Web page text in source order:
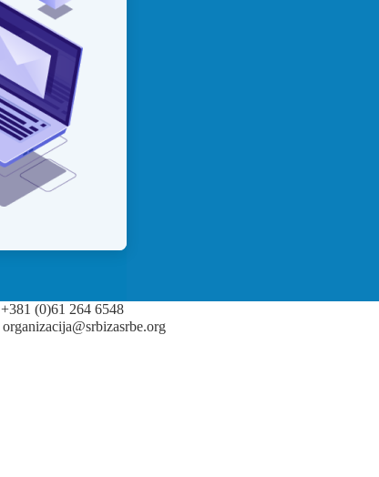
+381 (0)61 264 6548
organizacija@srbizasrbe.org